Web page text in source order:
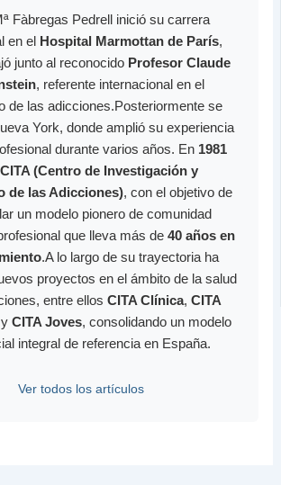
Fàbregas Pedrell inició su carrera
en el Hospital Marmottan de París,
junto al reconocido Profesor Claude
, referente internacional en el
de las adicciones.Posteriormente se
York, donde amplió su experiencia
durante varios años. En 1981
CITA (Centro de Investigación y
de las Adicciones), con el objetivo de
un modelo pionero de comunidad
que lleva más de 40 años en
.A lo largo de su trayectoria ha
proyectos en el ámbito de la salud
entre ellos CITA Clínica, CITA
y CITA Joves, consolidando un modelo
integral de referencia en España.
Ver todos los artículos